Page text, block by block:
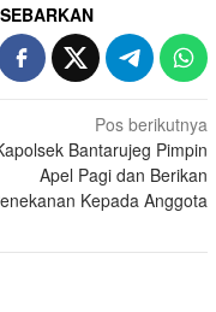
SEBARKAN
Pos berikutnya
Bantarujeg Pimpin
Apel Pagi dan Berikan
Kepada Anggota